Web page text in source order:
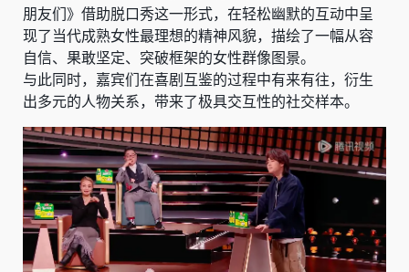
朋友们》借助脱口秀这一形式，在轻松幽默的互动中呈
现了当代成熟女性最理想的精神风貌，描绘了一幅从容
自信、果敢坚定、突破框架的女性群像图景。
与此同时，嘉宾们在喜剧互鉴的过程中有来有往，衍生
出多元的人物关系，带来了极具交互性的社交样本。